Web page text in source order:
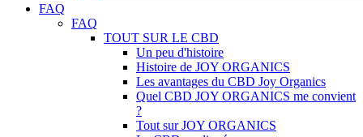
FAQ
FAQ
TOUT SUR LE CBD
Un peu d'histoire
Histoire de JOY ORGANICS
Les avantages du CBD Joy Organics
Quel CBD JOY ORGANICS me convient
?
Tout sur JOY ORGANICS